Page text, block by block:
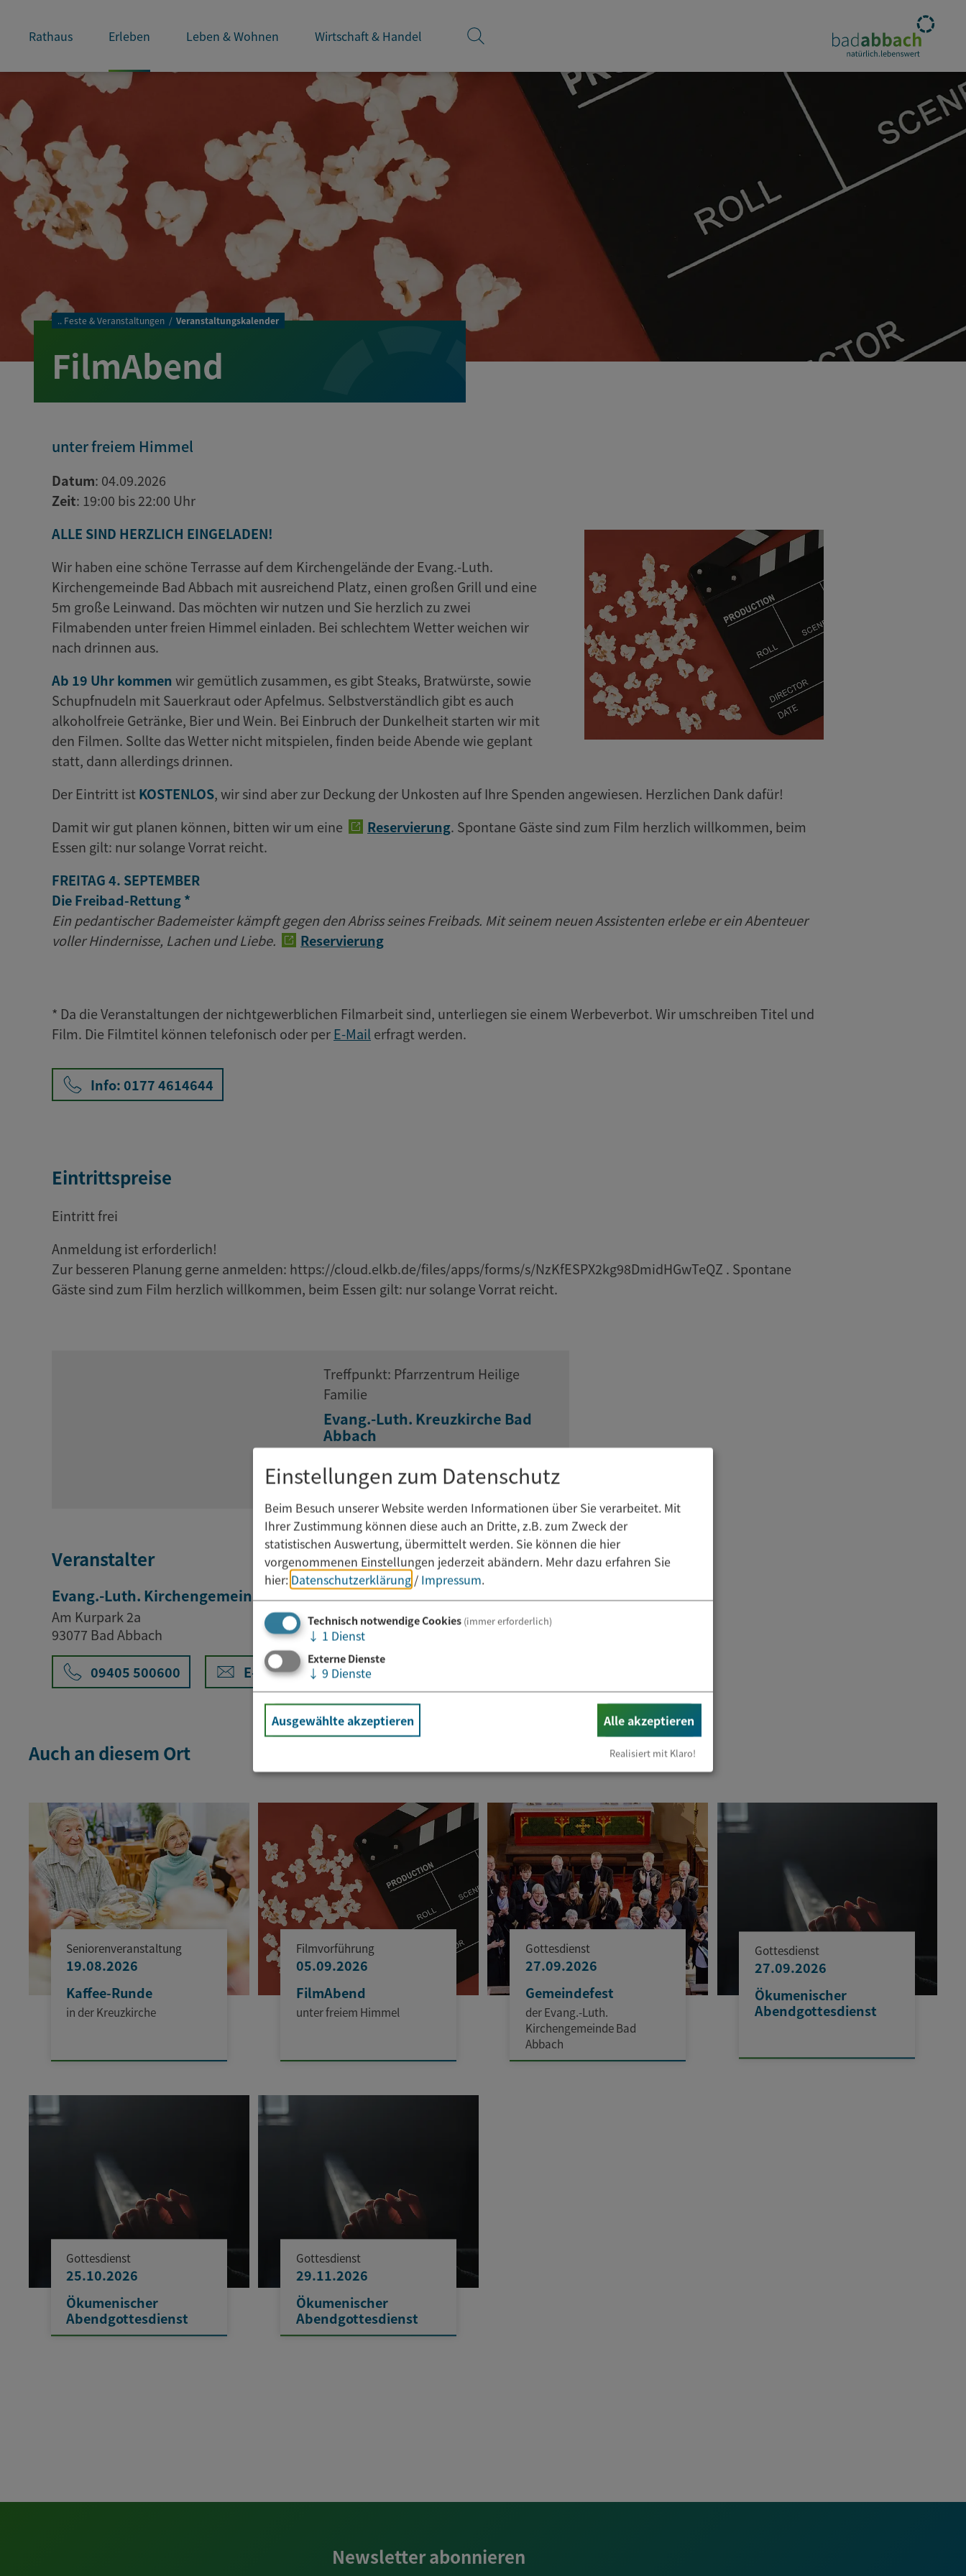
Rathaus Erleben Leben & Wohnen Wirtschaft & Handel
.. Feste & Veranstaltungen Veranstaltungskalender
FilmAbend
unter freiem Himmel
Datum: 04.09.2026
Zeit: 19:00 bis 22:00 Uhr
ALLE SIND HERZLICH EINGELADEN!
Wir haben eine schöne Terrasse auf dem Kirchengelände der Evang.-Luth.
Kirchengemeinde Bad Abbach mit ausreichend Platz, einen großen Grill und eine
5m große Leinwand. Das möchten wir nutzen und Sie herzlich zu zwei
Filmabenden unter freien Himmel einladen. Bei schlechtem Wetter weichen wir
nach drinnen aus.
Ab 19 Uhr kommenwir gemütlich zusammen, es gibt Steaks, Bratwürste, sowie
Schupfnudeln mit Sauerkraut oder Apfelmus. Selbstverständlich gibt es auch
alkoholfreie Getränke, Bier und Wein. Bei Einbruch der Dunkelheit starten wir mit
den Filmen. Sollte das Wetter nicht mitspielen, finden beide Abende wie geplant
statt, dann allerdings drinnen.
Der Eintritt ist KOSTENLOS, wir sind aber zur Deckung der Unkosten auf Ihre Spenden angewiesen. Herzlichen Dank dafür!
Damit wir gut planen können, bitten wir um eine
Reservierung. Spontane Gäste sind zum Film herzlich willkommen, beim
Essen gilt: nur solange Vorrat reicht.
FREITAG 4. SEPTEMBER
Die Freibad-Rettung *
Ein pedantischer Bademeister kämpft gegen den Abriss seines Freibads. Mit seinem neuen Assistenten erlebe er ein Abenteuer
voller Hindernisse, Lachen und Liebe.
Reservierung
* Da die Veranstaltungen der nichtgewerblichen Filmarbeit sind, unterliegen sie einem Werbeverbot. Wir umschreiben Titel und
Film. Die Filmtitel können telefonisch oder perE-Mail erfragt werden.
Info: 0177 4614644
Eintrittspreise
Eintritt frei
Anmeldung ist erforderlich!
Zur besseren Planung gerne anmelden: https://cloud.elkb.de/files/apps/forms/s/NzKfESPX2kg98DmidHGwTeQZ . Spontane
Gäste sind zum Film herzlich willkommen, beim Essen gilt: nur solange Vorrat reicht.
Treffpunkt: Pfarrzentrum Heilige
Familie
Evang.-Luth. Kreuzkirche Bad
Abbach
93077 Bad Abbach
Veranstalter
Evang.-Luth. Kirchengemeinde Bad Abbach
Am Kurpark 2a
93077 Bad Abbach
09405 500600
E-Mail Website
Auch an diesem Ort
Seniorenveranstaltung
19.08.2026
Kaffee-Runde
in der Kreuzkirche
Filmvorführung
05.09.2026
FilmAbend
unter freiem Himmel
Gottesdienst
27.09.2026
Gemeindefest
der Evang.-Luth.
Kirchengemeinde Bad
Abbach
Gottesdienst
27.09.2026
Ökumenischer
Abendgottesdienst
Gottesdienst
25.10.2026
Ökumenischer
Abendgottesdienst
Gottesdienst
29.11.2026
Ökumenischer
Abendgottesdienst
Newsletter abonnieren
Einstellungen zum Datenschutz
Beim Besuch unserer Website werden Informationen über Sie verarbeitet. Mit
Ihrer Zustimmung können diese auch an Dritte, z.B. zum Zweck der
statistischen Auswertung, übermittelt werden. Sie können die hier
vorgenommenen Einstellungen jederzeit abändern. Mehr dazu erfahren Sie
hier: Datenschutzerklärung / Impressum.
Technisch notwendige Cookies (immer erforderlich)
↓ 1 Dienst
Externe Dienste
↓ 9 Dienste
Ausgewählte akzeptieren Alle akzeptieren
Realisiert mit Klaro!